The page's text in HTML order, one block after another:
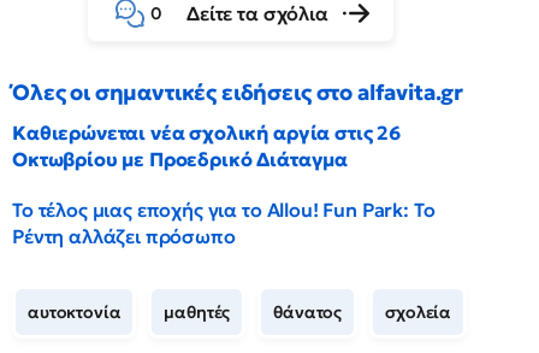
0 Δείτε τα σχόλια
Όλες οι σημαντικές ειδήσεις στο alfavita.gr
Καθιερώνεται νέα σχολική αργία στις 26
Οκτωβρίου με Προεδρικό Διάταγμα
Το τέλος μιας εποχής για το Allou! Fun Park: Το
Ρέντη αλλάζει πρόσωπο
αυτοκτονία μαθητές θάνατος σχολεία